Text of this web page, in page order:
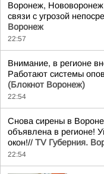
Воронеж,
связи с угрозой
Воронеж
22:57
Внимание, в регионе
Работают системы
(Блокнот Воронеж)
22:54
Снова сирены в
объявлена в регионе!
окон!// TV Губерния.
22:54